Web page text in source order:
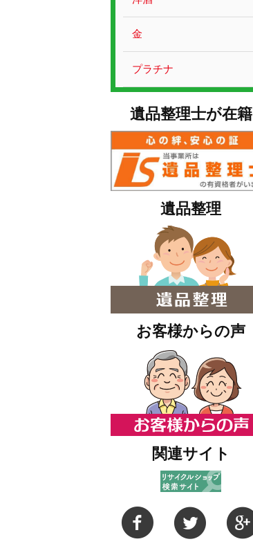
金
プラチナ
遺品整理士が在籍
遺品整理
お客様からの声
関連サイト